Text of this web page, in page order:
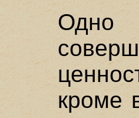
Одно
кроме